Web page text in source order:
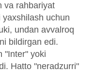
va rahbariyat
uchun
undan avvalroq
bildirgan edi.
"Inter" yoki
Hatto "neradzurri"